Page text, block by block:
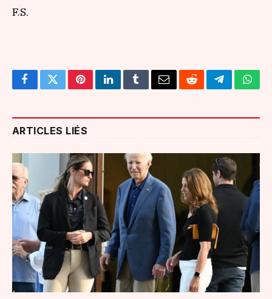
F.S.
FacebookTwitterPinterestLinkedInTumblrEmailRedditTelegram
ARTICLES LIÉS